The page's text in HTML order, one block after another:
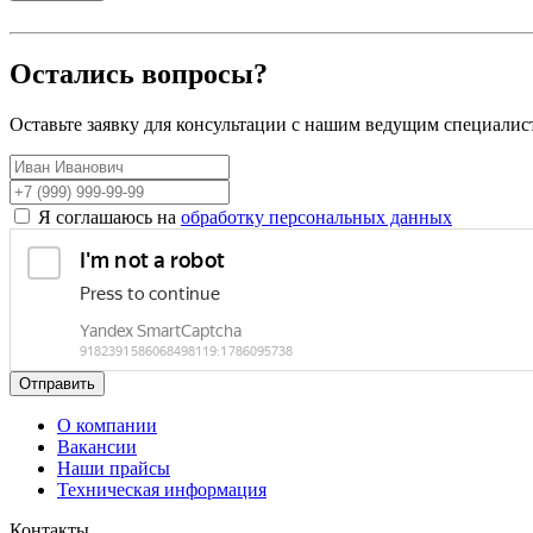
Остались вопросы?
Оставьте заявку для консультации с нашим ведущим
Я соглашаюсь на обработку персональных данных
Отправить
О компании
Вакансии
Наши прайсы
Техническая информация